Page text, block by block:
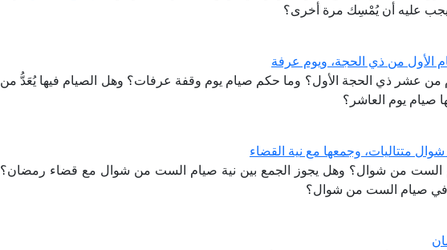
عليه أن يُمْسِك مرة أخرى؟
الأول من ذي الحجة، ويوم عرفة
من عشر ذي الحجة الأول؟ وما حكم صيام يوم وقفة عرفات؟ وهل الصيام فيها يُعَدُّ من
صيام يوم العاشر؟
متتاليات، وجمعها مع نية القضاء
الست من شوال؟ وهل يجوز الجمع بين نية صيام الست من شوال مع قضاء رمضان؟
في صيام الست من شوال؟